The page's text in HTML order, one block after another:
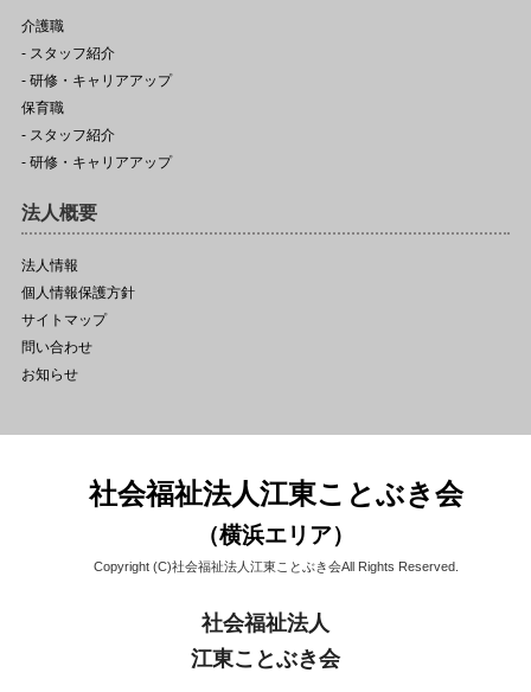
介護職
- スタッフ紹介
- 研修・キャリアアップ
保育職
- スタッフ紹介
- 研修・キャリアアップ
法人概要
法人情報
個人情報保護方針
サイトマップ
問い合わせ
お知らせ
社会福祉法人江東ことぶき会
（横浜エリア）
Copyright (C)社会福祉法人江東ことぶき会All Rights Reserved.
社会福祉法人
江東ことぶき会